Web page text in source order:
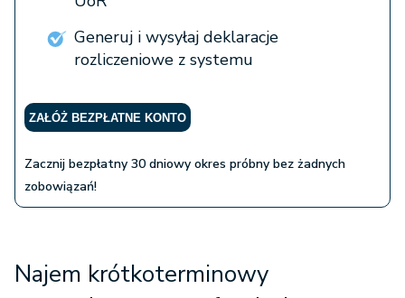
Generuj i wysyłaj deklaracje
rozliczeniowe z systemu
ZAŁÓŻ BEZPŁATNE KONTO
Zacznij bezpłatny 30 dniowy okres próbny bez żadnych
zobowiązań!
Najem krótkoterminowy